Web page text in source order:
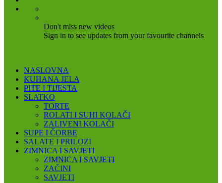
Don't miss new videos
Sign in to see updates from your favourite channels
NASLOVNA
KUHANA JELA
PITE I TIJESTA
SLATKO
TORTE
ROLATI I SUHI KOLAČI
ZALIVENI KOLAČI
SUPE I ČORBE
SALATE I PRILOZI
ZIMNICA I SAVJETI
ZIMNICA I SAVJETI
ZAČINI
SAVJETI